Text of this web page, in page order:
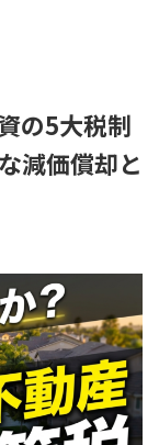
の5大税制
減価償却と